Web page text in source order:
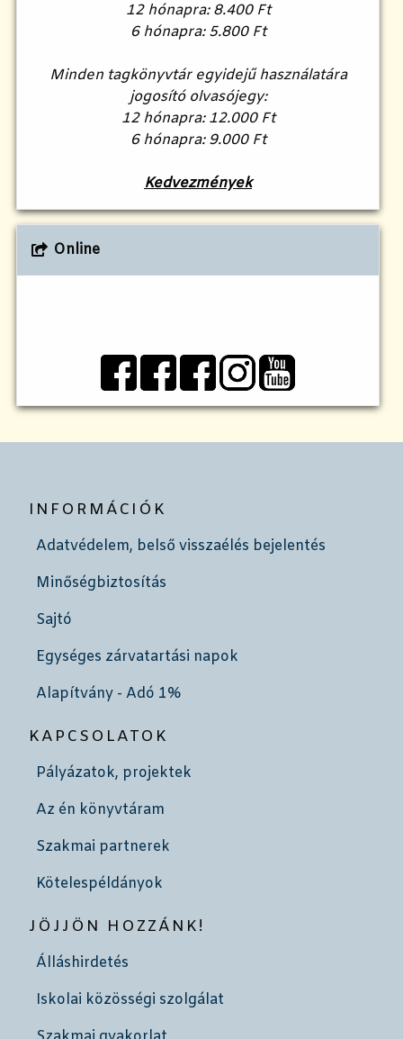
12 hónapra: 8.400 Ft
6 hónapra: 5.800 Ft
Minden tagkönyvtár egyidejű használatára
jogosító olvasójegy:
12 hónapra: 12.000 Ft
6 hónapra: 9.000 Ft
Kedvezmények
Online
INFORMÁCIÓK
Adatvédelem, belső visszaélés bejelentés
Minőségbiztosítás
Sajtó
Egységes zárvatartási napok
Alapítvány - Adó 1%
KAPCSOLATOK
Pályázatok, projektek
Az én könyvtáram
Szakmai partnerek
Kötelespéldányok
JÖJJÖN HOZZÁNK!
Álláshirdetés
Iskolai közösségi szolgálat